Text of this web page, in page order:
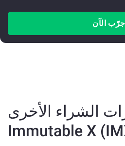
جرّب الآن
الشراء الأخرى
Immutable X